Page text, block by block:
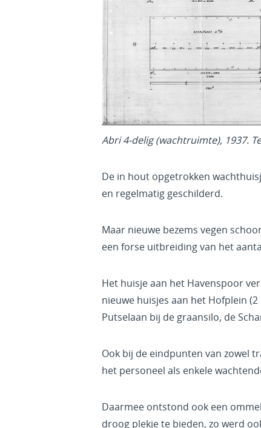
Abri 4-delig (wachtruimte), 1937.
De in hout opgetrokken
en regelmatig geschilderd.
Maar nieuwe bezems vegen
een forse uitbreiding van het
Het huisje aan het Havenspoor
nieuwe huisjes aan het Hofplein
Putselaan bij de graansilo, de
Ook bij de eindpunten van zowel
het personeel als enkele
Daarmee ontstond ook een
droog plekje te bieden, zo werd